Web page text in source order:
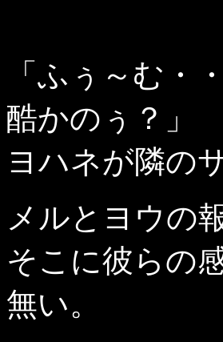
「ふぅ～む・
酷かのぅ？」
ヨハネが隣の
メルとヨウの
そこに彼らの
無い。